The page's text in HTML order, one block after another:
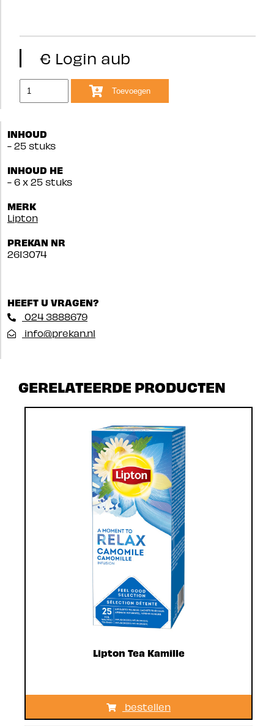
€ Login aub
Toevoegen
INHOUD
- 25 stuks
INHOUD HE
- 6 x 25 stuks
MERK
Lipton
PREKAN NR
2613074
HEEFT U VRAGEN?
024 3888679
info@prekan.nl
GERELATEERDE PRODUCTEN
Lipton Tea Kamille
bestellen